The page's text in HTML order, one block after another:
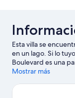
Esta villa se
en un lago. Si lo
Boulevard es una
sumergirse en la
Parque acuático
Mostrar más